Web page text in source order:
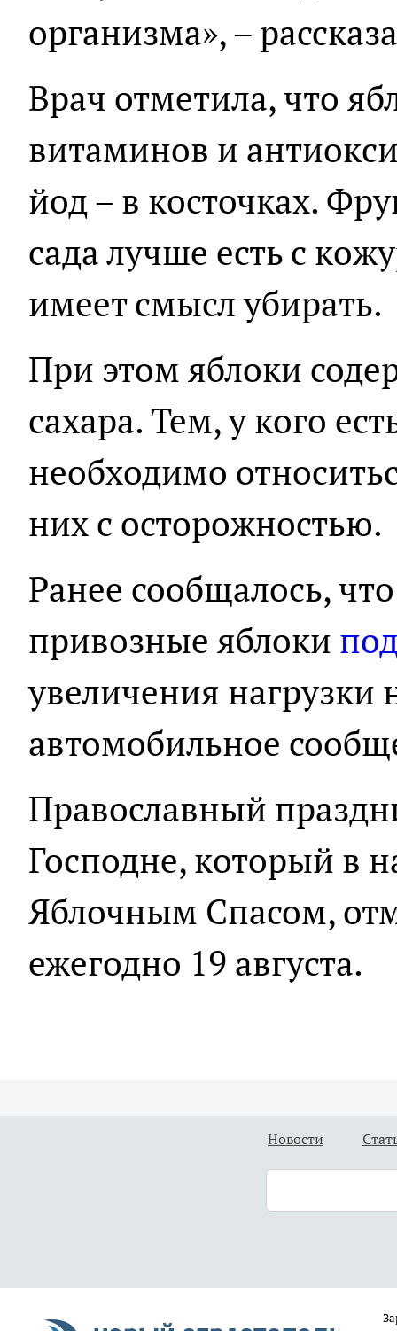
организма», –
Врач отметила, что
витаминов и
йод – в косточках.
сада лучше есть с
имеет смысл убирать.
При этом яблоки
сахара. Тем, у кого
необходимо
них с осторожностью.
Ранее сообщалось,
привозные яблоки
увеличения
автомобильное
Православный
Господне, который в
Яблочным Спасом,
ежегодно 19 августа.
Новости